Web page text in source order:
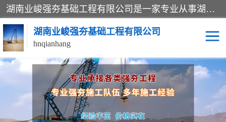
湖南业峻强夯基础工程有限公司是一家专业从事湖南强夯基础工程、强夯机租赁，地基处理的施工单位。业务覆盖：湖南、广东，江西等地。可承接1000KN.m-25000KN.m强夯（置换）工程。公司创始人是国内较早期从事强夯施工的建设者，经过多年的一步一个脚印的发展，在行业内具有较高的度和良好的口碑。
湖南业峻强夯基础工程有限公司
hnqianhang
强夯施工案例 强夯机租赁
强夯施工工程 强夯施工队伍